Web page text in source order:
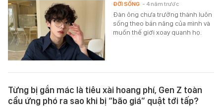
Đàn ông chưa trưởng thành luôn
sống theo bản năng của mình và
muốn thế giới xoay quanh họ.
ĐỜI SỐNG - 4 năm trước
Từng bị gắn mác là tiêu xài hoang phí, Gen Z toàn
cầu ứng phó ra sao khi bị “bão giá” quật tới tấp?